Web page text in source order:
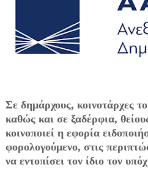
Σε δημάρχους, κοινοτάρχες
καθώς και σε ξαδέρφια,
κοινοποιεί η εφορία
φορολογούμενο, στις
να εντοπίσει τον ίδιο τον